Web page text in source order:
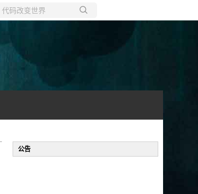
公告